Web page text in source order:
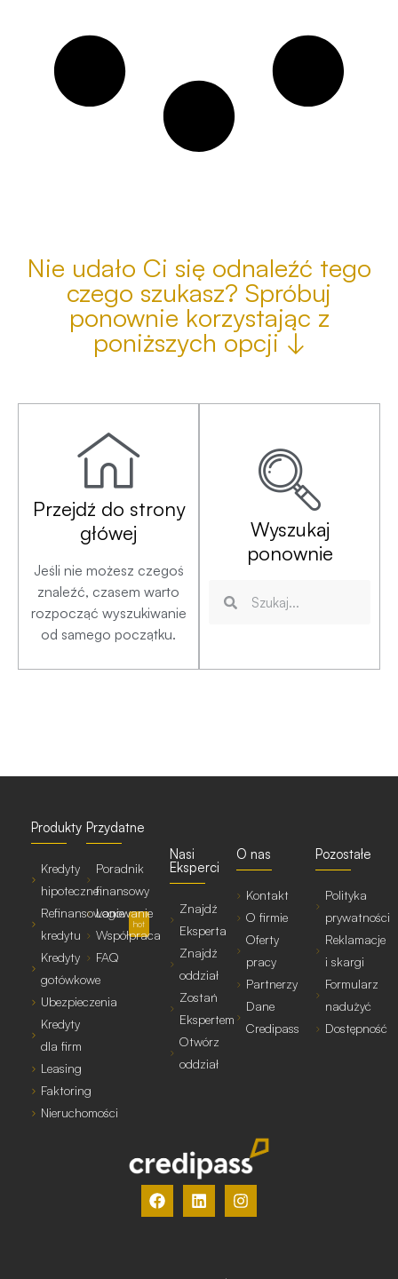
Nie udało Ci się odnaleźć tego
czego szukasz? Spróbuj
ponownie korzystając z
poniższych opcji ↓
Przejdź do strony
główej
Jeśli nie możesz czegoś
znaleźć, czasem warto
rozpocząć wyszukiwanie
od samego początku.
Wyszukaj
ponownie
Produkty
Kredyty
hipoteczne
Refinansowanie
kredytu
hot
Kredyty
gotówkowe
Ubezpieczenia
Kredyty
dla firm
Leasing
Faktoring
Nieruchomości
Przydatne
Poradnik
finansowy
Logowanie
Współpraca
FAQ
Nasi
Eksperci
Znajdź
Eksperta
Znajdź
oddział
Zostań
Ekspertem
Otwórz
oddział
O nas
Kontakt
O firmie
Oferty
pracy
Partnerzy
Dane
Credipass
Pozostałe
Polityka
prywatności
Reklamacje
i skargi
Formularz
nadużyć
Dostępność